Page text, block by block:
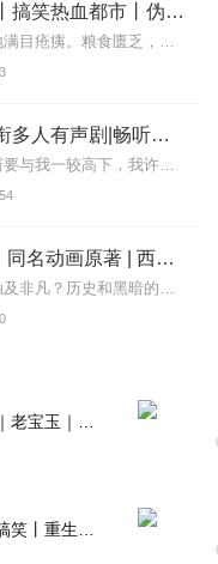
的生活和经历
间，声音各具特色，让
嚼，玩味。感谢主播带
0
第九特区丨头陀渊演播丨搞笑热血都市丨伪戒丨VIP免费多人有声剧
【内容简介】灾变过后，大地满目疮痍。粮食匮乏，资源紧俏，局势混乱……一位从待规划区杀出来的青年，背对着漫天黄沙，孤身来到九区谋生，却不曾想偶然结识三五好友，一念...
大奉打更人丨头陀渊领衔多人有声剧|畅听全集|王鹤棣、田曦薇主演影视剧原著|卖报小郎君
【冒泡有奖】听说杨千幻那厮要与我一较高下，我许七安要开始装叉了！快进入声音播放页戳下方输入框，冒个泡偷偷告诉我，我要用哪些诗词才能胜过他？说得好的，有赏！202...
诡秘之主 | 多人有声剧丨同名动画原著 | 西幻克苏鲁 | 乌贼作品
蒸汽与机械的浪潮中，谁能触及非凡？历史和黑暗的迷雾里，又是谁在耳语？我从诡秘中醒来，睁眼看见这个世界：枪械，大炮，巨舰，飞空艇，差分机；魔药，占卜，诅咒，倒吊人...